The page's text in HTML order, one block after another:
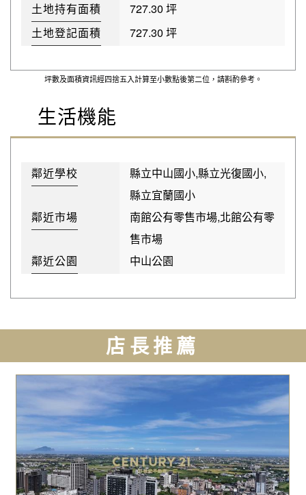
土地持有面積
727.30 坪
土地登記面積
727.30 坪
坪數及面積資訊經四捨五入計算至小數點後第二位，請斟酌參考。
生活機能
鄰近學校
縣立中山國小,縣立光復國小,
縣立宜蘭國小
鄰近市場
南館公有零售市場,北館公有零
售市場
鄰近公園
中山公園
店長推薦